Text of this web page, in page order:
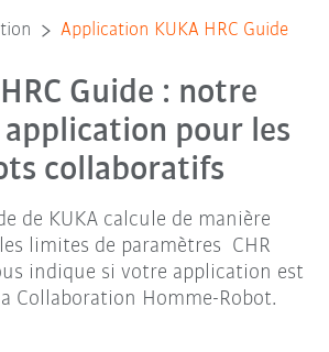
Application KUKA HRC Guide
Guide : notre
pour les
collaboratifs
de KUKA calcule de manière
limites de paramètres CHR
indique si votre application est
Collaboration Homme-Robot.